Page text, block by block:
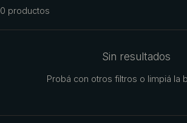
Benetton
Britney Spears
0 productos
Sin resultados
Probá con otros filtros o limpiá la